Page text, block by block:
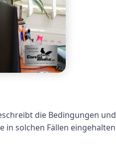
die Bedingungen und
solchen Fällen eingehalten